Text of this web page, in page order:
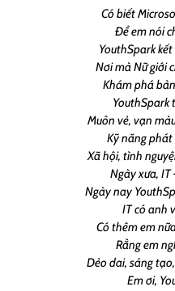
Có biết
Để em nói
YouthSpark
Nơi mà Nữ giới
Khám phá
YouthSpark
Muôn vẻ, vạn
Kỹ năng phát
Xã hội, tình
Ngày xưa,
Ngày nay
IT có anh
Có thêm em
Rằng em
Dẻo dai, sáng
Em ơi,